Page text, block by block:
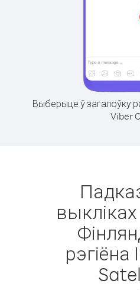
Выберыце ў загалоўку
Viber
выкліках